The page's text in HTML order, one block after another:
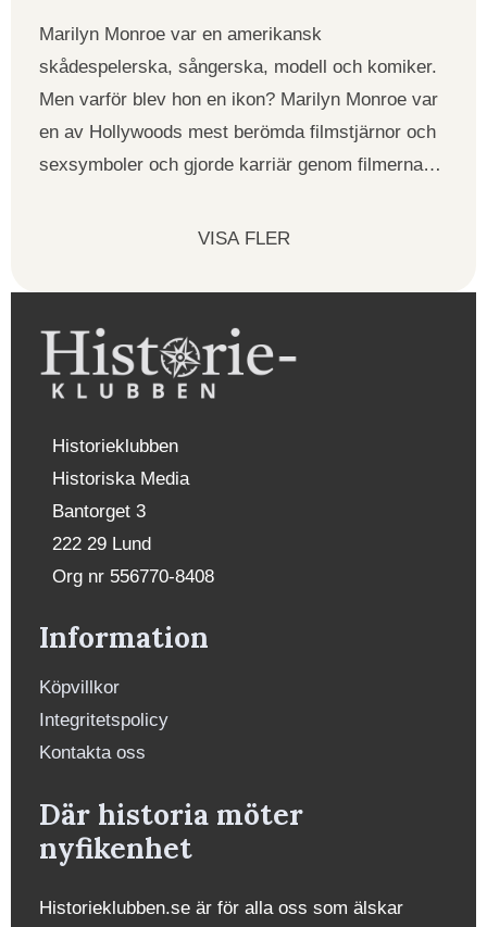
Marilyn Monroe var en amerikansk
skådespelerska, sångerska, modell och komiker.
Men varför blev hon en ikon? Marilyn Monroe var
en av Hollywoods mest berömda filmstjärnor och
sexsymboler och gjorde karriär genom filmerna…
VISA FLER
Historieklubben
Historiska Media
Bantorget 3
222 29 Lund
Org nr 556770-8408
Information
Köpvillkor
Integritetspolicy
Kontakta oss
Där historia möter
nyfikenhet
Historieklubben.se är för alla oss som älskar